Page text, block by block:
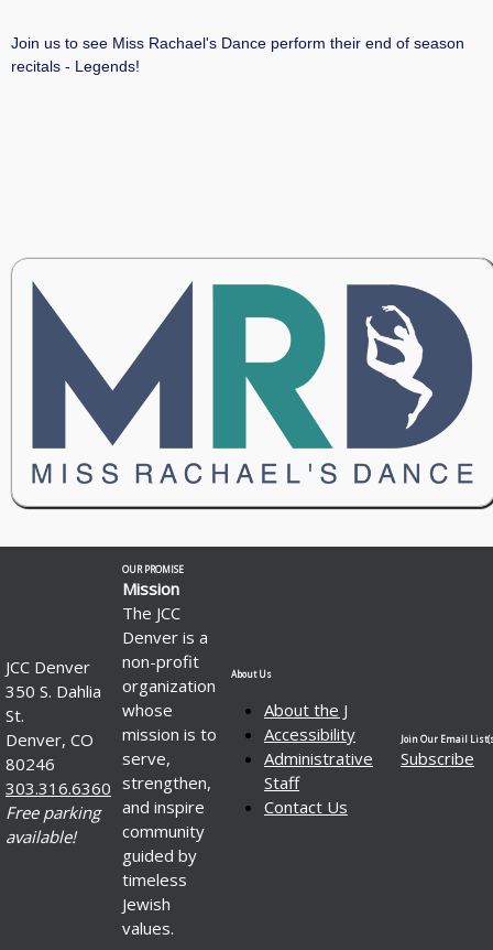
Join us to see Miss Rachael's Dance perform their end of season
recitals - Legends!
JCC Denver
350 S. Dahlia
St.
Denver, CO
80246
303.316.6360
Free parking
available!
OUR PROMISE
Mission
The JCC
Denver is a
non-profit
organization
whose
mission is to
serve,
strengthen,
and inspire
community
guided by
timeless
Jewish
values.
About Us
About the J
Accessibility
Administrative
Staff
Contact Us
Join Our Email
Subscribe